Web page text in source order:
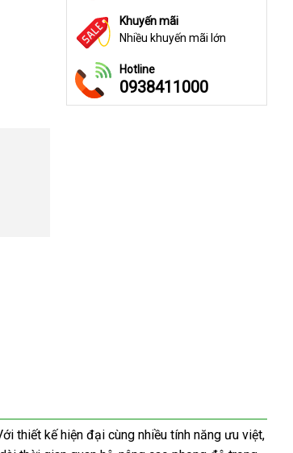
Khuyến mãi
Nhiều khuyến mãi lớn
Hotline
0938411000
thiết kế hiện đại cùng nhiều tính năng ưu việt,